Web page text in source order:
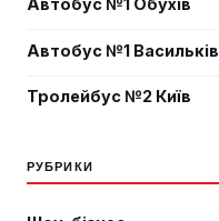
Автобус №1 Обухів
Автобус №1 Васильків
Тролейбус №2 Київ
РУБРИКИ